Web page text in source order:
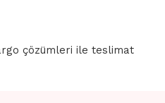
çözümleri ile teslimat